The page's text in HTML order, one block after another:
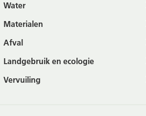
Water
Materialen
Afval
Landgebruik en ecologie
Vervuiling